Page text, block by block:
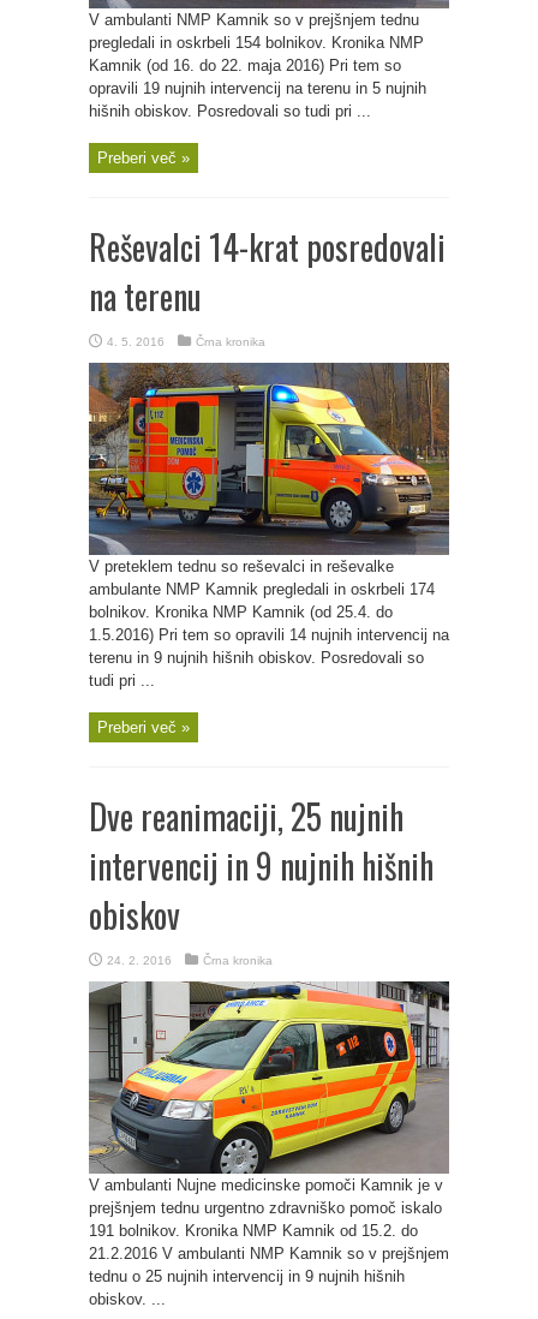
V ambulanti NMP Kamnik so v prejšnjem tednu
pregledali in oskrbeli 154 bolnikov. Kronika NMP
Kamnik (od 16. do 22. maja 2016) Pri tem so
opravili 19 nujnih intervencij na terenu in 5 nujnih
hišnih obiskov. Posredovali so tudi pri ...
Preberi več »
Reševalci 14-krat posredovali
na terenu
4. 5. 2016 Črna kronika
V preteklem tednu so reševalci in reševalke
ambulante NMP Kamnik pregledali in oskrbeli 174
bolnikov. Kronika NMP Kamnik (od 25.4. do
1.5.2016) Pri tem so opravili 14 nujnih intervencij na
terenu in 9 nujnih hišnih obiskov. Posredovali so
tudi pri ...
Preberi več »
Dve reanimaciji, 25 nujnih
intervencij in 9 nujnih hišnih
obiskov
24. 2. 2016 Črna kronika
V ambulanti Nujne medicinske pomoči Kamnik je v
prejšnjem tednu urgentno zdravniško pomoč iskalo
191 bolnikov. Kronika NMP Kamnik od 15.2. do
21.2.2016 V ambulanti NMP Kamnik so v prejšnjem
tednu o 25 nujnih intervencij in 9 nujnih hišnih
obiskov. ...